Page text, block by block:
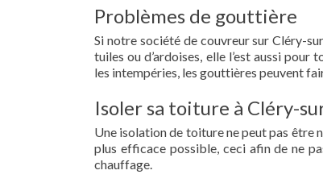
Problèmes de gouttière
Si notre société de couvreur sur Cléry-
tuiles ou d’ardoises, elle l’est aussi
les intempéries, les gouttières peuvent
Isoler sa toiture à Cléry-
Une isolation de toiture ne peut pas être
plus efficace possible, ceci afin de ne
chauffage.